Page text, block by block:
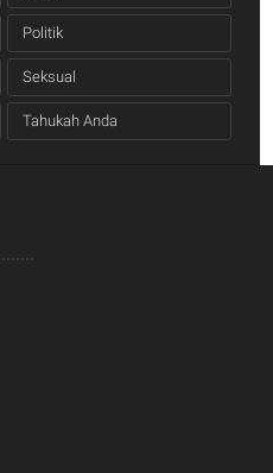
Politik
Seksual
Tahukah Anda